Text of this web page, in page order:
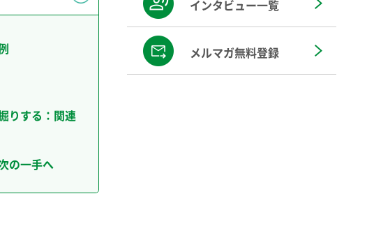
りする：関連
の一手へ
インタビュー一覧
メルマガ無料登録